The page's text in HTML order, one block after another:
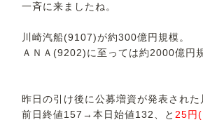
一斉に来ましたね。
川崎汽船(9107)が約300億円規模。
ＡＮＡ(9202)に至っては約2000億円
昨日の引け後に公募増資が発表された
前日終値157→本日始値132、と 25円